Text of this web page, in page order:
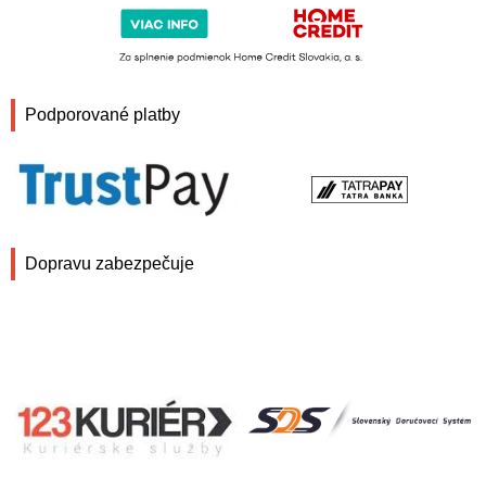
Podporované platby
Dopravu zabezpečuje